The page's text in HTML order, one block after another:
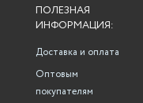
ПОЛЕЗНАЯ
ИНФОРМАЦИЯ:
Доставка и оплата
Оптовым
покупателям